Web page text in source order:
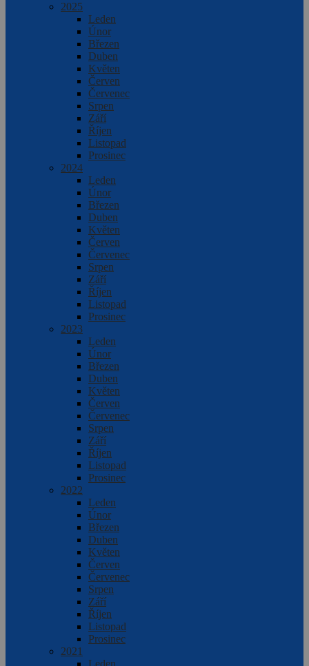
2025
Leden
Únor
Březen
Duben
Květen
Červen
Červenec
Srpen
Září
Říjen
Listopad
Prosinec
2024
Leden
Únor
Březen
Duben
Květen
Červen
Červenec
Srpen
Září
Říjen
Listopad
Prosinec
2023
Leden
Únor
Březen
Duben
Květen
Červen
Červenec
Srpen
Září
Říjen
Listopad
Prosinec
2022
Leden
Únor
Březen
Duben
Květen
Červen
Červenec
Srpen
Září
Říjen
Listopad
Prosinec
2021
Leden